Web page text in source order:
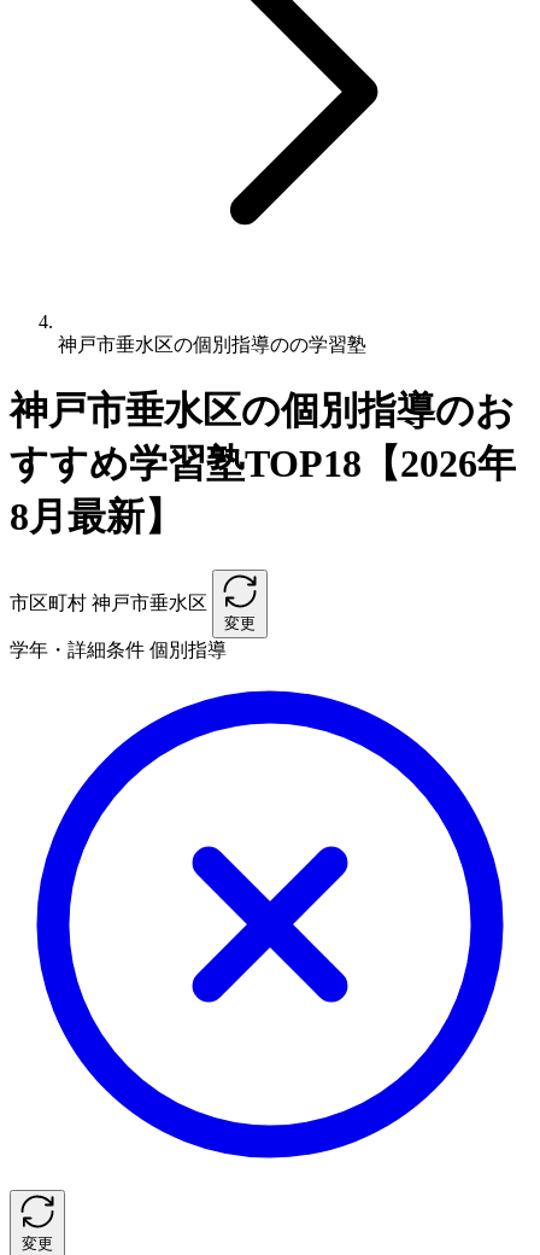
神戸市垂水区の個別指導のの学習塾
神戸市垂水区の個別指導のお
すすめ学習塾TOP18【2026年
8月最新】
市区町村 神戸市垂水区
変更
学年・詳細条件 個別指導
変更